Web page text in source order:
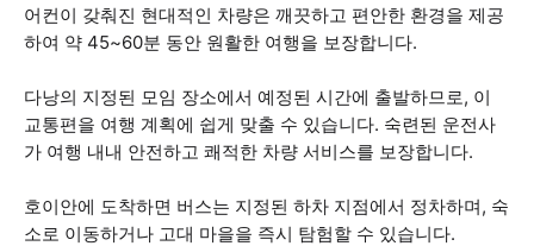
어컨이 갖춰진 현대적인 차량은 깨끗하고 편안한 환경을 제공
하여 약 45~60분 동안 원활한 여행을 보장합니다.
다낭의 지정된 모임 장소에서 예정된 시간에 출발하므로, 이
교통편을 여행 계획에 쉽게 맞출 수 있습니다. 숙련된 운전사
가 여행 내내 안전하고 쾌적한 차량 서비스를 보장합니다.
호이안에 도착하면 버스는 지정된 하차 지점에서 정차하며, 숙
소로 이동하거나 고대 마을을 즉시 탐험할 수 있습니다.